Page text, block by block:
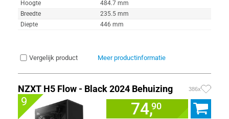
Hoogte
484.7 mm
Breedte
235.5 mm
Diepte
446 mm
Vergelijk product Meer productinformatie
NZXT H5 Flow - Black 2024 Behuizing 386x
9 74,90